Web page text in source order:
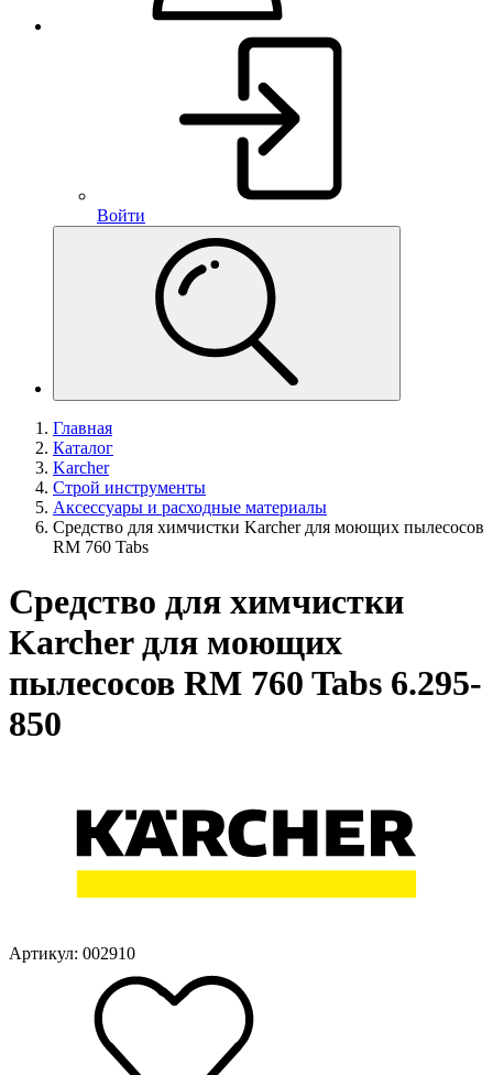
Войти
Главная
Каталог
Karcher
Строй инструменты
Аксессуары и расходные материалы
Средство для химчистки Karcher для моющих пылесосов
RM 760 Tabs
Средство для химчистки
Karcher для моющих
пылесосов RM 760 Tabs 6.295-
850
Артикул: 002910